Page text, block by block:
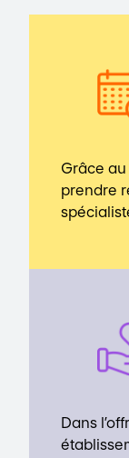
Grâce
prendre
Dans